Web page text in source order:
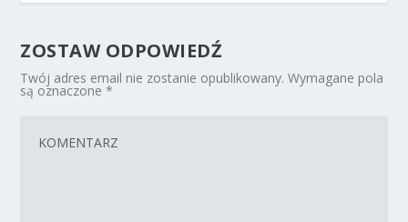
ZOSTAW ODPOWIEDŹ
Twój adres email nie zostanie opublikowany. Wymagane pola
są oznaczone*